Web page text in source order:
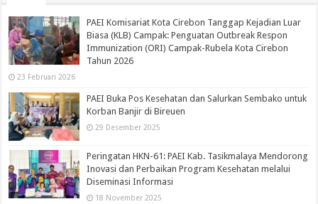
PAEI Komisariat Kota Cirebon Tanggap Kejadian Luar
Biasa (KLB) Campak: Penguatan Outbreak Respon
Immunization (ORI) Campak-Rubela Kota Cirebon
Tahun 2026
23 Februari 2026
PAEI Buka Pos Kesehatan dan Salurkan Sembako untuk
Korban Banjir di Bireuen
29 Desember 2025
Peringatan HKN-61: PAEI Kab. Tasikmalaya Mendorong
Inovasi dan Perbaikan Program Kesehatan melalui
Diseminasi Informasi
18 November 2025